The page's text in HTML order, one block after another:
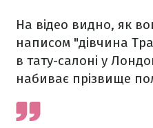
На відео видно, як
написом "дівчина
в тату-салоні у
набиває прізвище